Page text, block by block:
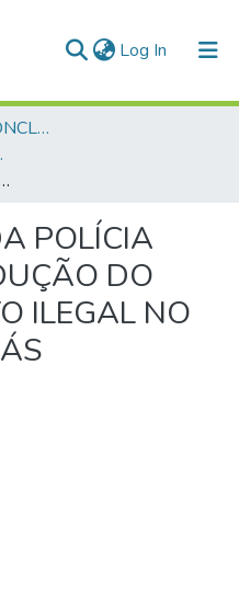
Log In (current)
TRABALHOS DE CONCLUSÃO DE CURSO - CFP (CURSO DE FORMAÇÃO DE PRAÇAS)
- 2023
ILEGAL NO ESTADO DE GOIÁS
POLÍCIA
DO
ILEGAL NO